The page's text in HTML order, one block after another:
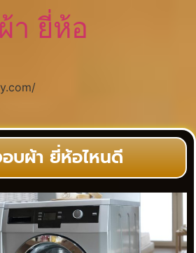
า ยี่ห้อ
อบผ้า ยี่ห้อไหนดี